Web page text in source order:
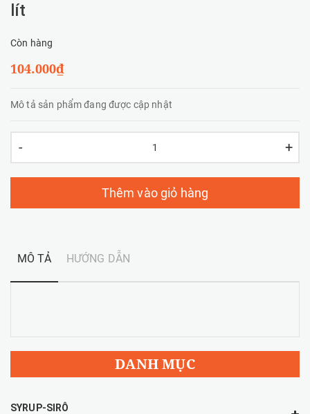
lít
Còn hàng
104.000₫
Mô tả sản phẩm đang được cập nhật
- +
Thêm vào giỏ hàng
MÔ TẢ HƯỚNG DẪN
DANH MỤC
SYRUP-SIRÔ